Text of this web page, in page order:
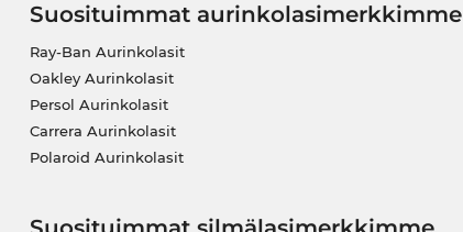
Suosituimmat aurinkolasimerkkimme
Ray-Ban Aurinkolasit
Oakley Aurinkolasit
Persol Aurinkolasit
Carrera Aurinkolasit
Polaroid Aurinkolasit